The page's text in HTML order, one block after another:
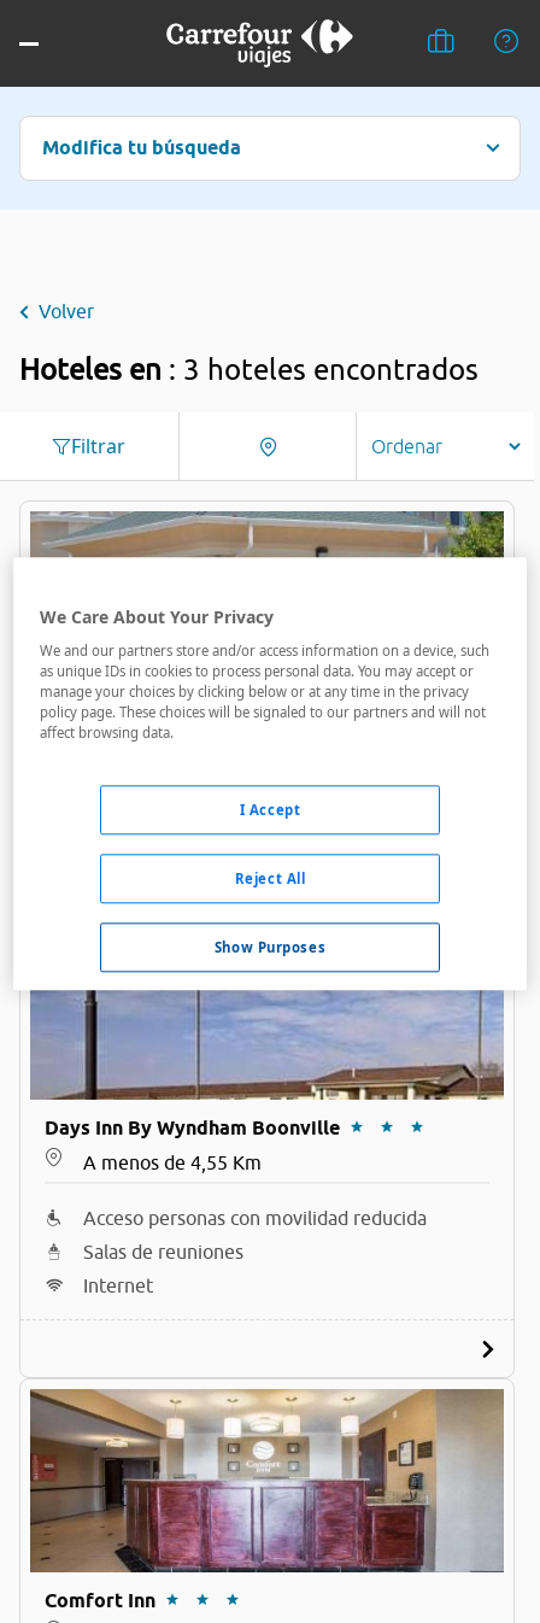
Modifica tu búsqueda
Volver
Hoteles en : 3 hoteles encontrados
Filtrar
Holiday Inn Express Boonville
Acceso personas con movilidad reducida
Days Inn By Wyndham Boonville
A menos de 4,55 Km
Acceso personas con movilidad reducida
Salas de reuniones
Internet
Comfort Inn
We Care About Your Privacy
We and our partners store and/or access information on a device, such
as unique IDs in cookies to process personal data. You may accept or
manage your choices by clicking below or at any time in the privacy
policy page. These choices will be signaled to our partners and will not
affect browsing data.
Show Purposes
Reject All
I Accept